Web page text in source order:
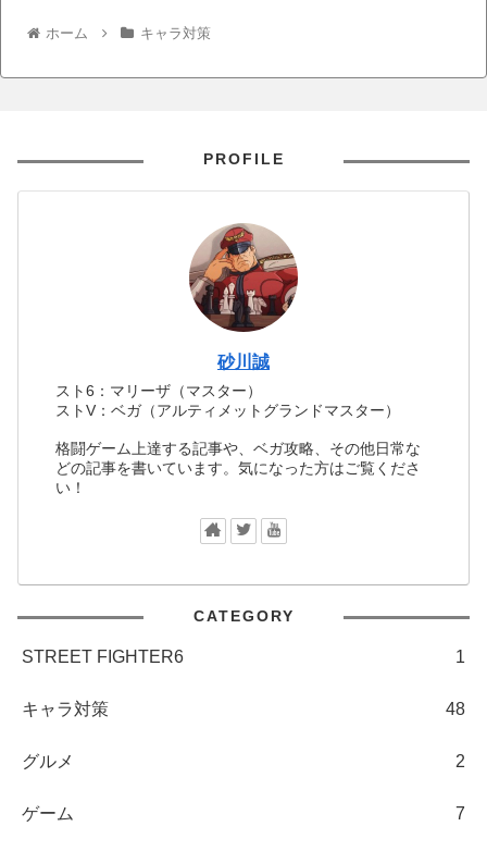
ホーム キャラ対策
PROFILE
砂川誠
スト6：マリーザ（マスター）
ストV：ベガ（アルティメットグランドマスター）
格闘ゲーム上達する記事や、ベガ攻略、その他日常な
どの記事を書いています。気になった方はご覧くださ
い！
CATEGORY
STREET FIGHTER6 1
キャラ対策 48
グルメ 2
ゲーム 7